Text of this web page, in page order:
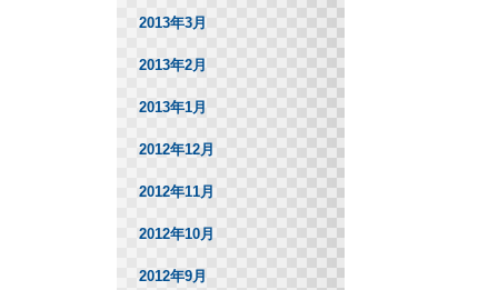
2013年3月
2013年2月
2013年1月
2012年12月
2012年11月
2012年10月
2012年9月